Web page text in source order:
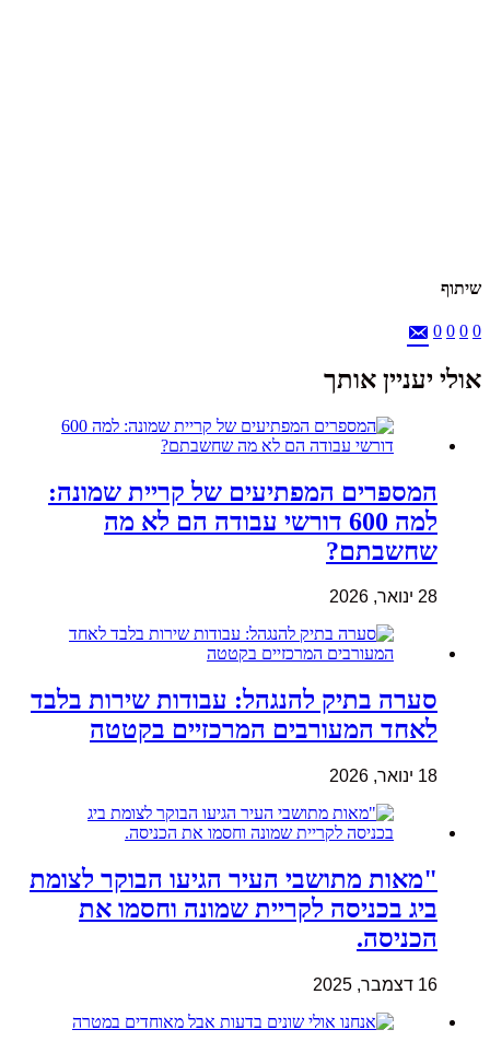
שיתוף
0
0
0
0
אולי יעניין אותך
המספרים המפתיעים של קריית שמונה:
למה 600 דורשי עבודה הם לא מה
שחשבתם?
28 ינואר, 2026
סערה בתיק להנגהל: עבודות שירות בלבד
לאחד המעורבים המרכזיים בקטטה
18 ינואר, 2026
"מאות מתושבי העיר הגיעו הבוקר לצומת
ביג בכניסה לקריית שמונה וחסמו את
הכניסה.
16 דצמבר, 2025